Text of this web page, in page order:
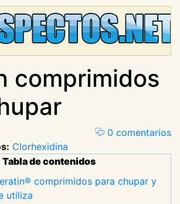
comprimidos
0 comentarios
Clorhexidina
Tabla de contenidos
comprimidos para chupar y
utiliza